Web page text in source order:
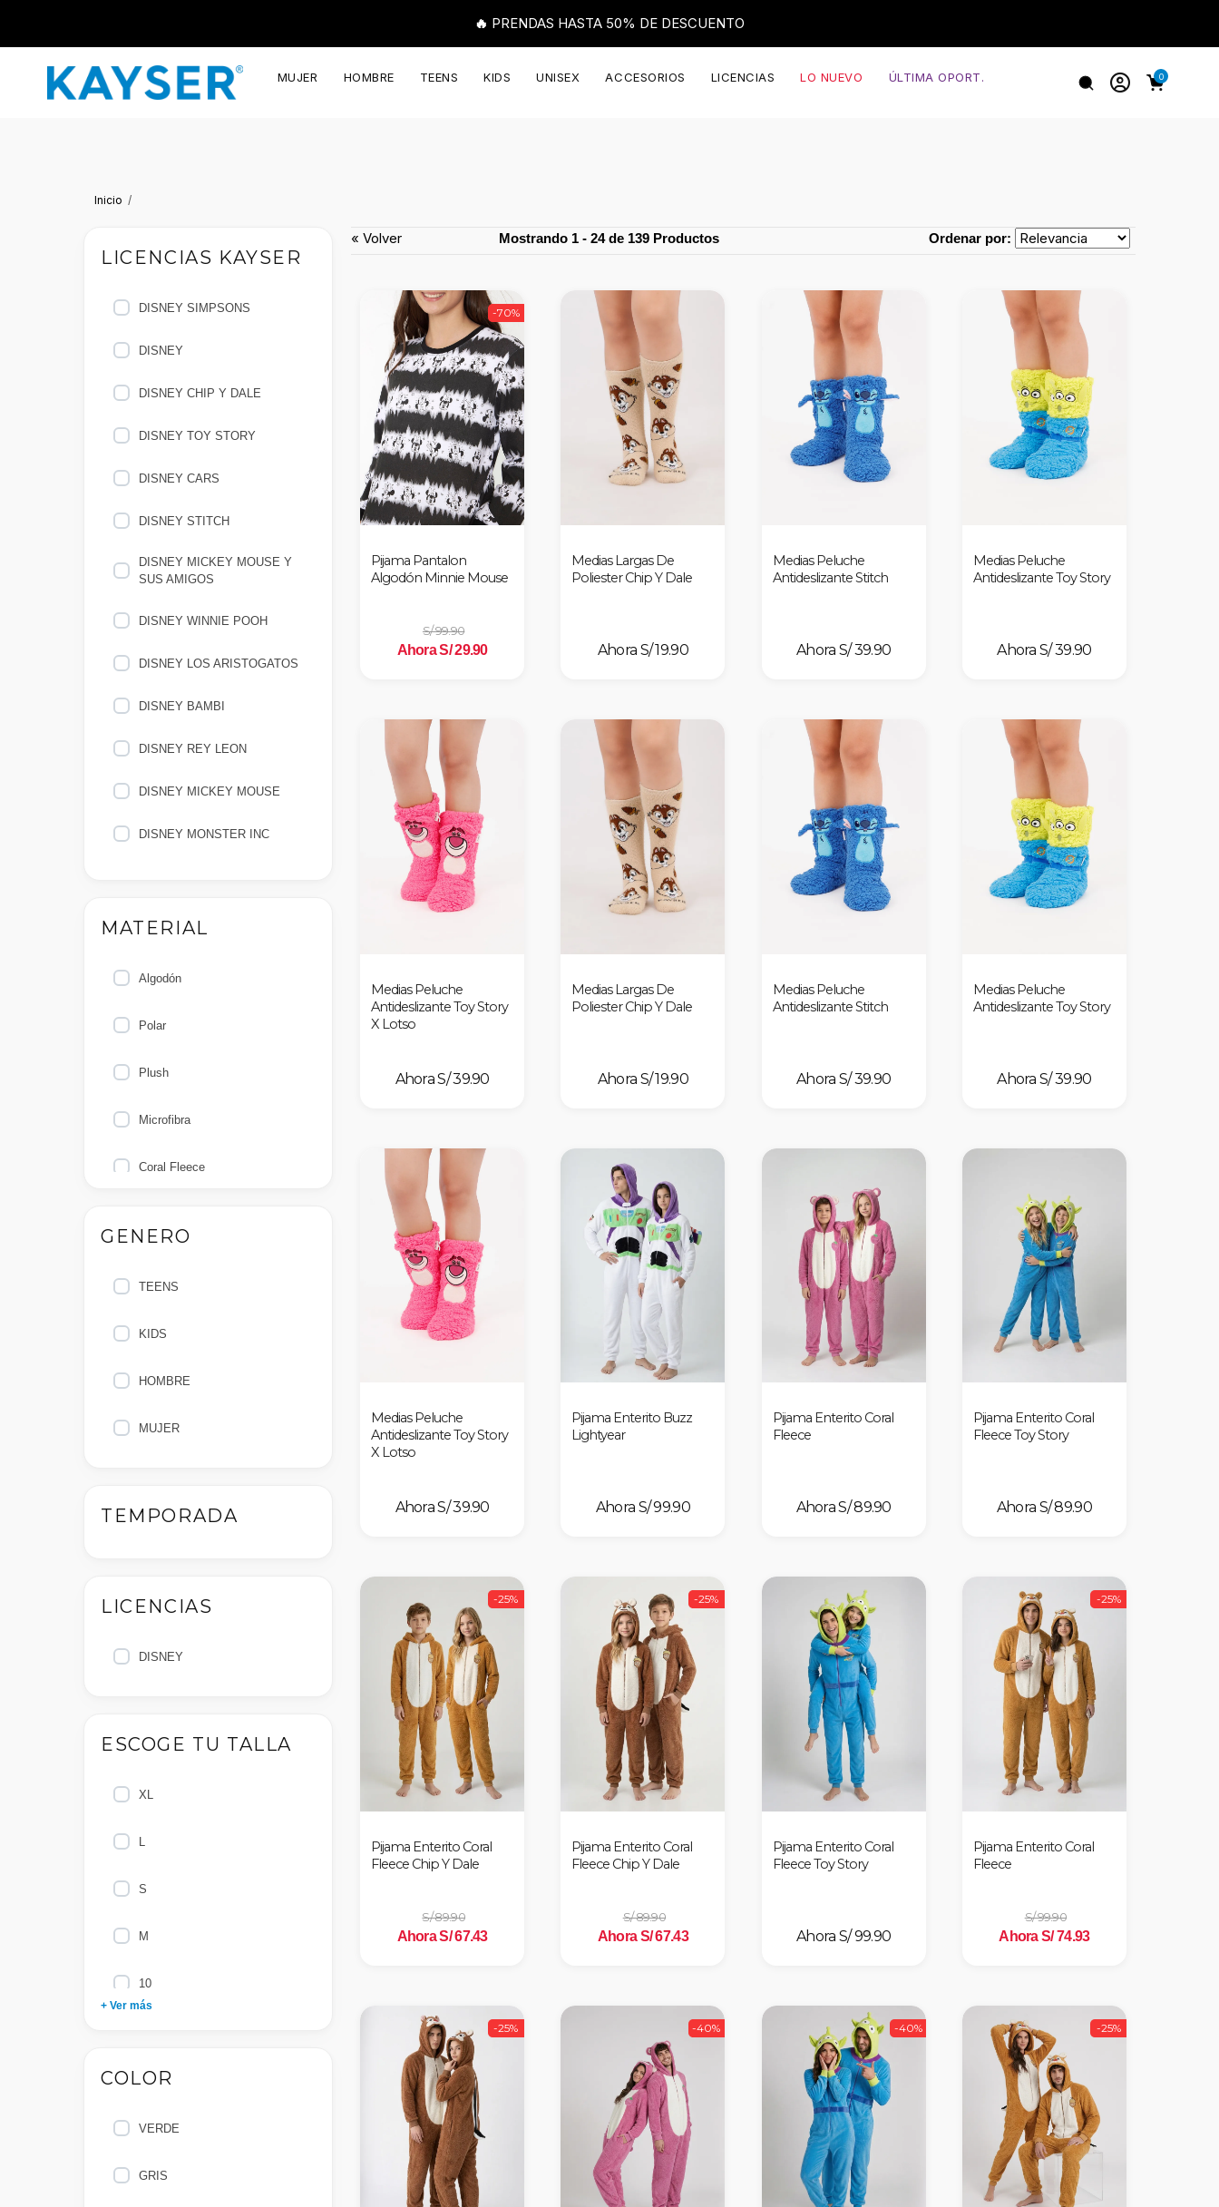
🔥 PRENDAS HASTA 50% DE DESCUENTO
MUJER HOMBRE TEENS KIDS UNISEX ACCESORIOS LICENCIAS LO NUEVO ÚLTIMA OPORT. 0
Inicio
LICENCIAS KAYSER
DISNEY SIMPSONS
DISNEY
DISNEY CHIP Y DALE
DISNEY TOY STORY
DISNEY CARS
DISNEY STITCH
DISNEY MICKEY MOUSE Y
SUS AMIGOS
DISNEY WINNIE POOH
DISNEY LOS ARISTOGATOS
DISNEY BAMBI
DISNEY REY LEON
DISNEY MICKEY MOUSE
DISNEY MONSTER INC
MATERIAL
Algodón
Polar
Plush
Microfibra
Coral Fleece
GENERO
TEENS
KIDS
HOMBRE
MUJER
TEMPORADA
LICENCIAS
DISNEY
ESCOGE TU TALLA
XL
L
S
M
10
4
6
14
+ Ver más
COLOR
VERDE
GRIS
« Volver Mostrando 1 - 24 de 139 Productos Ordenar por:
-70%
Pijama Pantalon
Algodón Minnie Mouse
S/ 99.90
Ahora S/ 29.90
Medias Largas De
Poliester Chip Y Dale
S/ 19.90
Medias Peluche
Antideslizante Stitch
S/ 39.90
Medias Peluche
Antideslizante Toy Story
S/ 39.90
Medias Peluche
Antideslizante Toy Story
X Lotso
S/ 39.90
Medias Largas De
Poliester Chip Y Dale
S/ 19.90
Medias Peluche
Antideslizante Stitch
S/ 39.90
Medias Peluche
Antideslizante Toy Story
S/ 39.90
Medias Peluche
Antideslizante Toy Story
X Lotso
S/ 39.90
Pijama Enterito Buzz
Lightyear
S/ 99.90
Pijama Enterito Coral
Fleece
S/ 89.90
Pijama Enterito Coral
Fleece Toy Story
S/ 89.90
-25%
Pijama Enterito Coral
Fleece Chip Y Dale
S/ 89.90
Ahora S/ 67.43
-25%
Pijama Enterito Coral
Fleece Chip Y Dale
S/ 89.90
Ahora S/ 67.43
Pijama Enterito Coral
Fleece Toy Story
S/ 99.90
-25%
Pijama Enterito Coral
Fleece
S/ 99.90
Ahora S/ 74.93
-25% -40% -40% -25%